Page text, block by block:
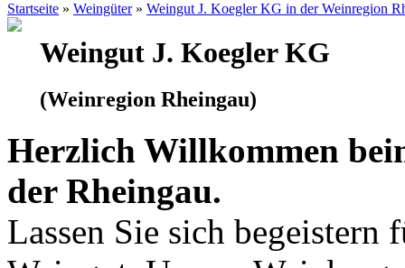
Startseite » Weingüter » Weingut J. Koegler KG in der Weinregion
Weingut J. Koegler KG
(Weinregion Rheingau)
Herzlich Willkommen
der Rheingau.
Lassen Sie sich begeistern